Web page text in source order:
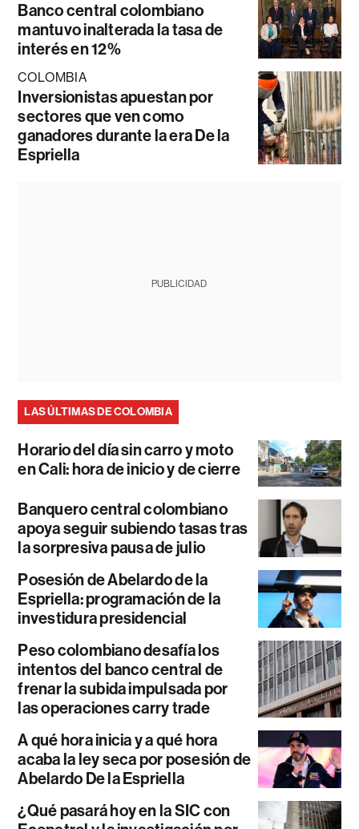
Banco central colombiano
mantuvo inalterada la tasa de
interés en 12%
COLOMBIA
Inversionistas apuestan por
sectores que ven como
ganadores durante la era De la
Espriella
PUBLICIDAD
LAS ÚLTIMAS DE COLOMBIA
Horario del día sin carro y moto
en Cali: hora de inicio y de cierre
Banquero central colombiano
apoya seguir subiendo tasas tras
la sorpresiva pausa de julio
Posesión de Abelardo de la
Espriella: programación de la
investidura presidencial
Peso colombiano desafía los
intentos del banco central de
frenar la subida impulsada por
las operaciones carry trade
A qué hora inicia y a qué hora
acaba la ley seca por posesión de
Abelardo De la Espriella
¿Qué pasará hoy en la SIC con